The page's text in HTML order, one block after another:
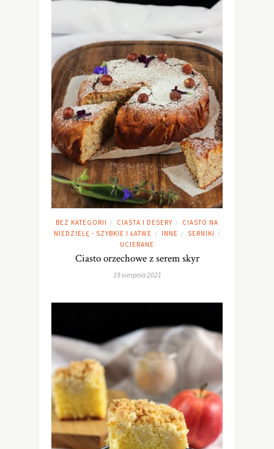
BEZ KATEGORII / CIASTA I DESERY /
CIASTO NA
NIEDZIELĘ - SZYBKIE I ŁATWE / INNE / SERNIKI /
UCIERANE
Ciasto orzechowe z serem skyr
19 sierpnia 2021